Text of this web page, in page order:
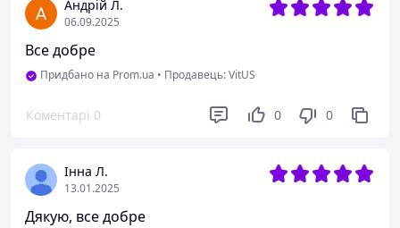
Андрій Л.
06.09.2025
Все добре
Придбано на Prom.ua • Продавець: VitUS
Коментарі 0 0 0
Інна Л.
13.01.2025
Дякую, все добре